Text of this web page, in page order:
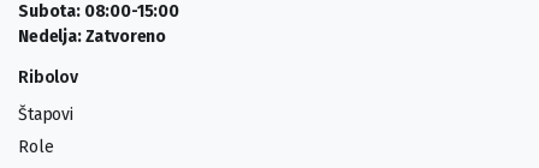
Subota: 08:00-15:00
Nedelja: Zatvoreno
Ribolov
Štapovi
Role